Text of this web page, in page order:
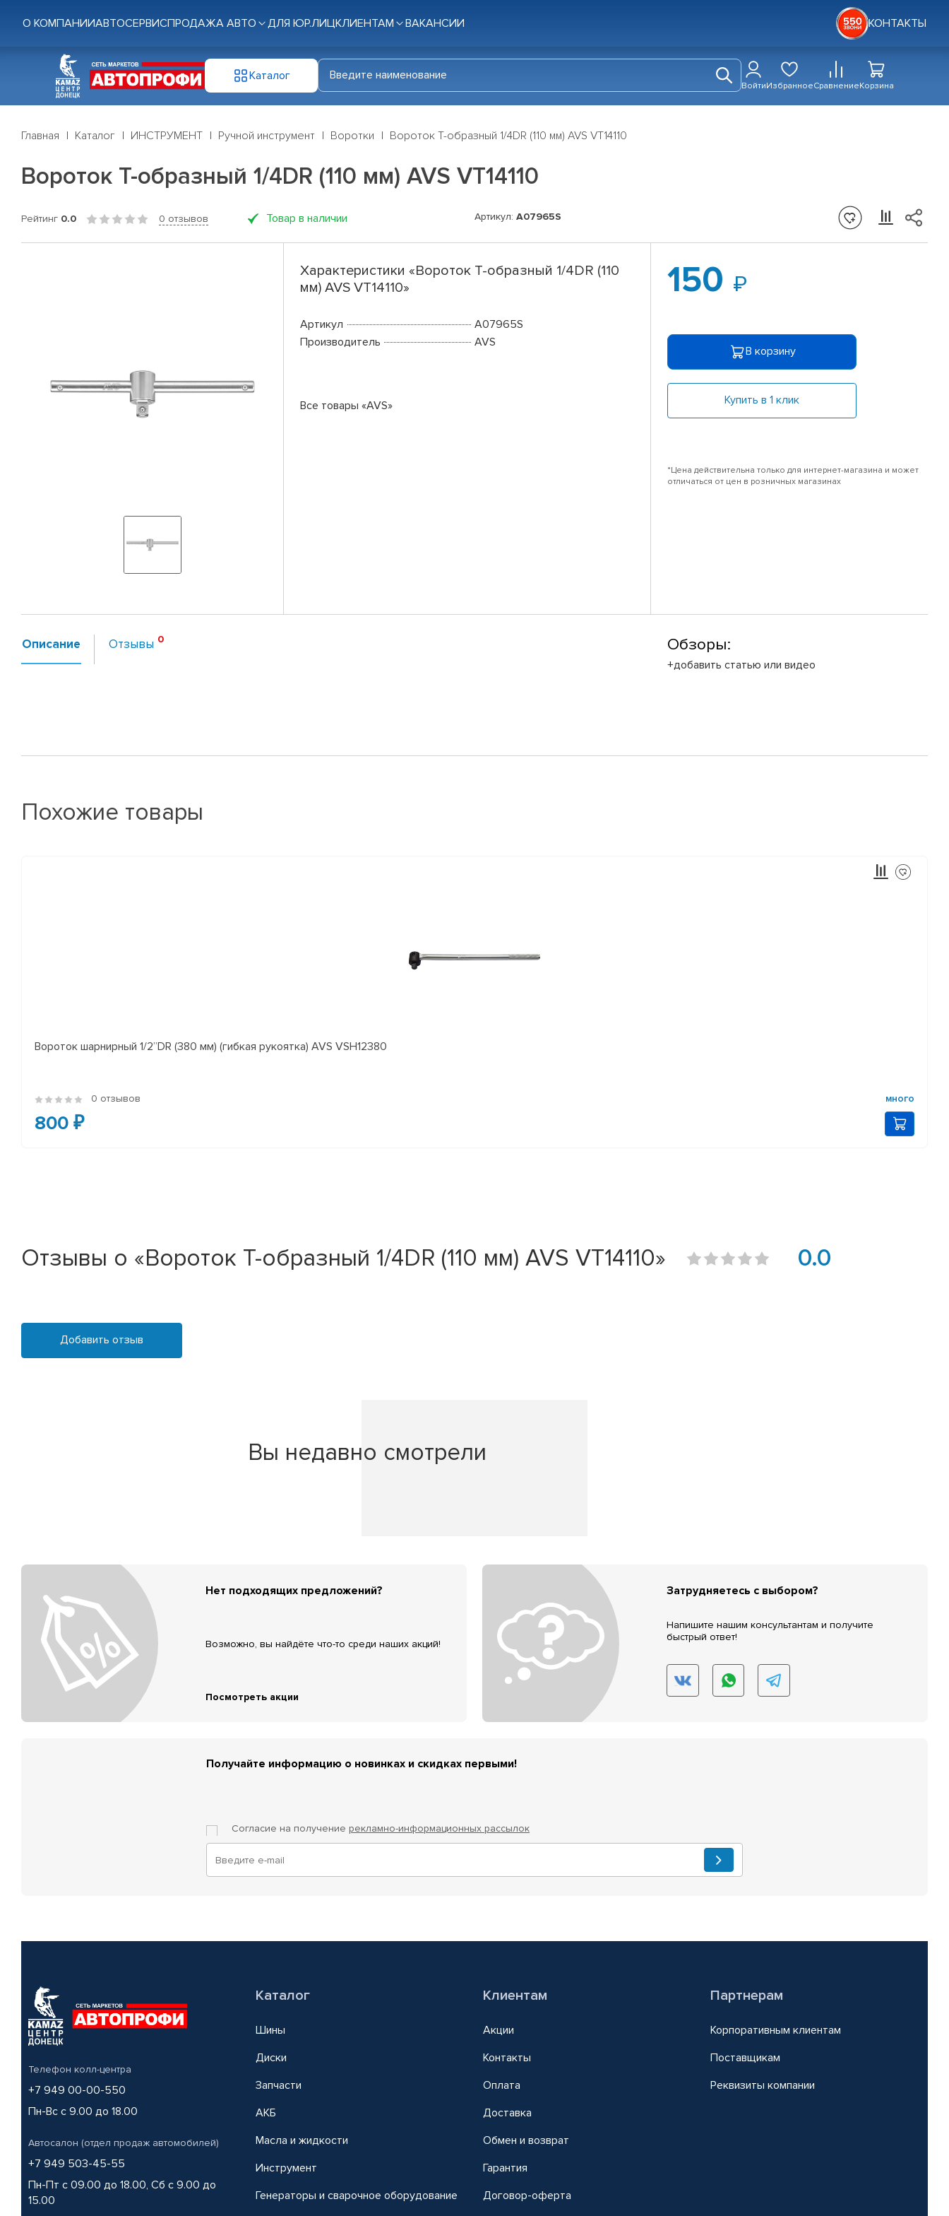
О КОМПАНИИАВТОСЕРВИСПРОДАЖА АВТО ДЛЯ ЮР.ЛИЦКЛИЕНТАМ ВАКАНСИИ КОНТАКТЫ
Каталог
ВойтиИзбранноеСравнениеКорзина
Главная Каталог ИНСТРУМЕНТ Ручной инструмент Воротки Вороток Т-образный 1/4DR (110 мм) AVS VT14110
Вороток Т-образный 1/4DR (110 мм) AVS VT14110
Рейтинг 0.0 0 отзывов Товар в наличии Артикул: A07965S
Характеристики «Вороток Т-образный 1/4DR (110
мм) AVS VT14110»
Артикул
A07965S
Производитель
AVS
Все товары «AVS»
150
В корзину
Купить в 1 клик
*Цена действительна только для интернет-магазина и может
отличаться от цен в розничных магазинах
Описание Отзывы Обзоры:
+добавить статью или видео
Похожие товары
Вороток шарнирный 1/2”DR (380 мм) (гибкая рукоятка) AVS VSH12380
0 отзывов много
800 ₽
Отзывы о «Вороток Т-образный 1/4DR (110 мм) AVS VT14110» 0.0
Добавить отзыв
Вы недавно смотрели
Нет подходящих предложений?
Возможно, вы найдёте что-то среди наших акций!
Посмотреть акции
Затрудняетесь с выбором?
Напишите нашим консультантам и получите
быстрый ответ!
Получайте информацию о новинках и скидках первыми!
Согласие на получение рекламно-информационных рассылок
Телефон колл-центра
+7 949 00-00-550
Пн-Вс с 9.00 до 18.00
Автосалон (отдел продаж автомобилей)
+7 949 503-45-55
Пн-Пт с 09.00 до 18.00, Сб с 9.00 до
15.00
Каталог
Шины
Диски
Запчасти
АКБ
Масла и жидкости
Инструмент
Генераторы и сварочное оборудование
Клиентам
Акции
Контакты
Оплата
Доставка
Обмен и возврат
Гарантия
Договор-оферта
Партнерам
Корпоративным клиентам
Поставщикам
Реквизиты компании